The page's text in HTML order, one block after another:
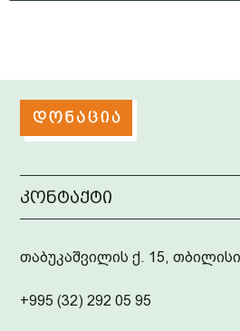
კონტაქტი
თაბუკაშვილის ქ. 15,
+995 (32) 292 05 95